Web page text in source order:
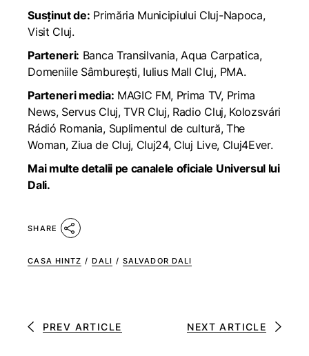
Susținut de: Primăria Municipiului Cluj-Napoca,
Visit Cluj.
Parteneri: Banca Transilvania,Aqua Carpatica,
Domeniile Sâmburești, Iulius Mall Cluj, PMA.
Parteneri media: MAGIC FM, Prima TV, Prima
News, Servus Cluj,TVR Cluj, Radio Cluj, Kolozsvári
Rádió Romania, Suplimentul de cultură, The
Woman, Ziua de Cluj, Cluj24, Cluj Live, Cluj4Ever.
Mai multe detalii pe canalele oficiale Universul lui
Dali.
SHARE
CASA HINTZ / DALI / SALVADOR DALI
PREV ARTICLE NEXT ARTICLE